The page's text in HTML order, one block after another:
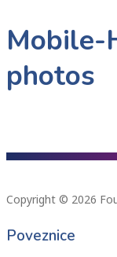
Mobile-
photos
Copyright © 2026
Poveznice